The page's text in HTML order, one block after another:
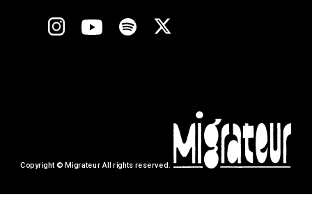
Copyright © Migrateur All rights reserved.